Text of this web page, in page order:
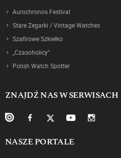
Aurochronos Festival
Stare Zegarki / Vintage Watches
Szafirowe Szkiełko
„Czasoholicy”
Polish Watch Spotter
ZNAJDŹ NAS W SERWISACH
NASZE PORTALE